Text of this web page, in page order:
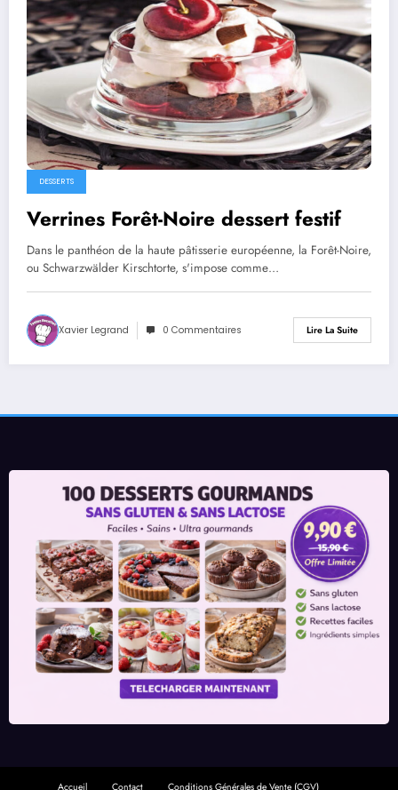
DESSERTS
Verrines Forêt-Noire dessert festif
Dans le panthéon de la haute pâtisserie européenne, la Forêt-Noire,
ou Schwarzwälder Kirschtorte, s'impose comme…
Xavier Legrand 0 Commentaires Lire La Suite
Accueil Contact Conditions Générales de Vente (CGV)